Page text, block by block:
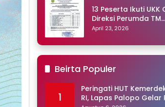
13 Peserta Ikuti UKK
Direksi Perumda TM
Palopo, Ris Akril Raih
April 23, 2026
Beirta Populer
1
Peringati HUT
RI, Lapas Palopo Gelar